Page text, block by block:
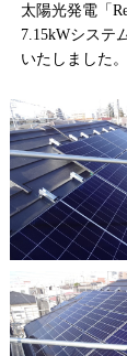
太陽光発電「
7.15kWシステ
いたしました。